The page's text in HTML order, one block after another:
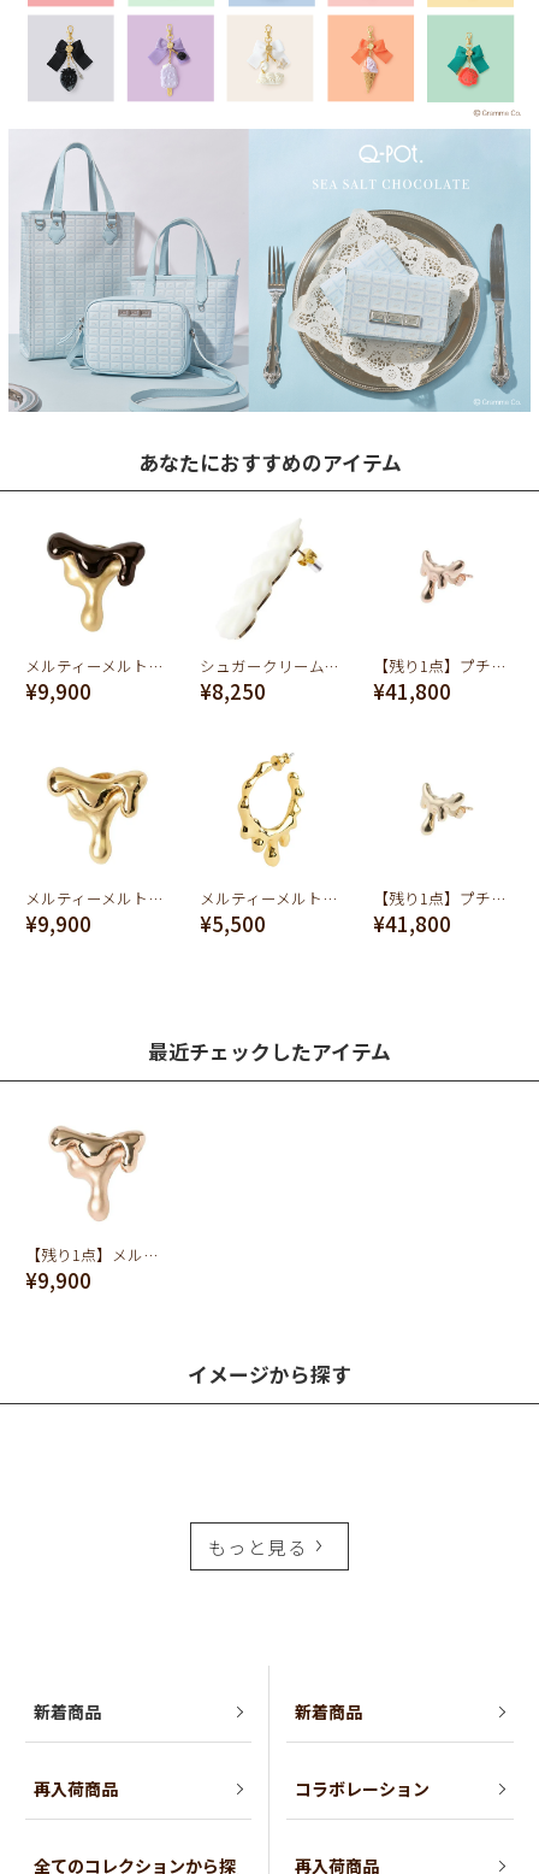
あなたにおすすめのアイテム
メルティーメルト ピアス (ブラウン×マットゴールド)
¥9,900
シュガークリームライン ピアス
¥8,250
【残り1点】プチメルトピアス(K10ピンクゴールド)
¥41,800
メルティーメルト ピアス(ゴールド×マットゴールド)
¥9,900
メルティーメルト フープピアス(ゴールド)
¥5,500
【残り1点】プチメルトピアス(K10イエローゴールド)
¥41,800
最近チェックしたアイテム
【残り1点】メルティーメルト ピアス (ピンク×マットピンク)
¥9,900
イメージから探す
もっと見る
新着商品
再入荷商品
全てのコレクションから探
新着商品
コラボレーション
再入荷商品